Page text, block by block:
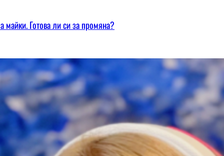
майки. Готова ли си за промяна?